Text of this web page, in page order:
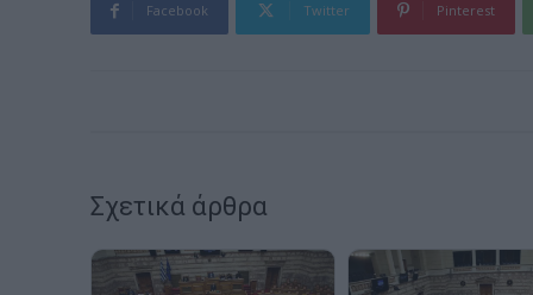
Facebook Twitter Pinterest
Σχετικά άρθρα